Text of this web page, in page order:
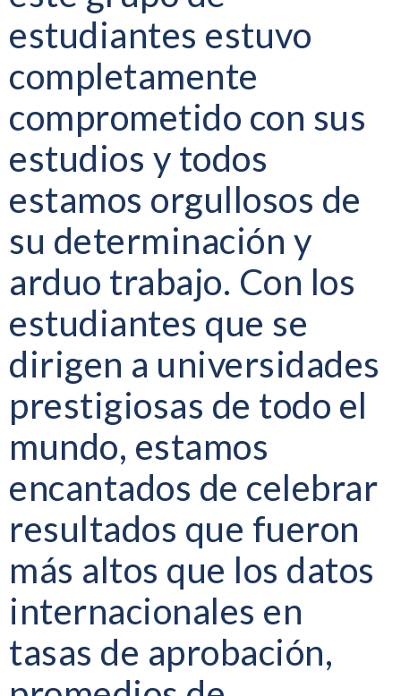
estudiantes estuvo
completamente
comprometido con sus
estudios y todos
estamos orgullosos de
su determinación y
arduo trabajo. Con los
estudiantes que se
dirigen a universidades
prestigiosas de todo el
mundo, estamos
encantados de celebrar
resultados que fueron
más altos que los datos
internacionales en
tasas de aprobación,